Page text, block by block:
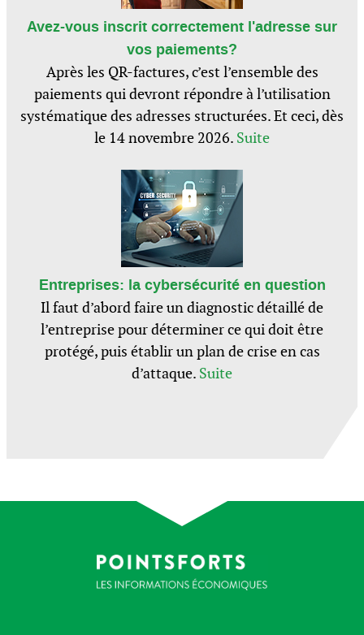
Avez-vous inscrit correctement l'adresse sur
vos paiements?
Après les QR-factures, c’est l’ensemble des
paiements qui devront répondre à l’utilisation
systématique des adresses structurées. Et ceci, dès
le 14 novembre 2026. Suite
Entreprises: la cybersécurité en question
Il faut d’abord faire un diagnostic détaillé de
l’entreprise pour déterminer ce qui doit être
protégé, puis établir un plan de crise en cas
d’attaque. Suite